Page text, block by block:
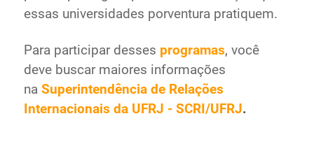
Gabinete de Segurança Institucional
Banco Central do Brasil
Planalto
essas universidades porventura pratiquem.
Para participar desses programas, você
deve buscar maiores informações
na Superintendência de Relações
Internacionais da UFRJ - SCRI/UFRJ.